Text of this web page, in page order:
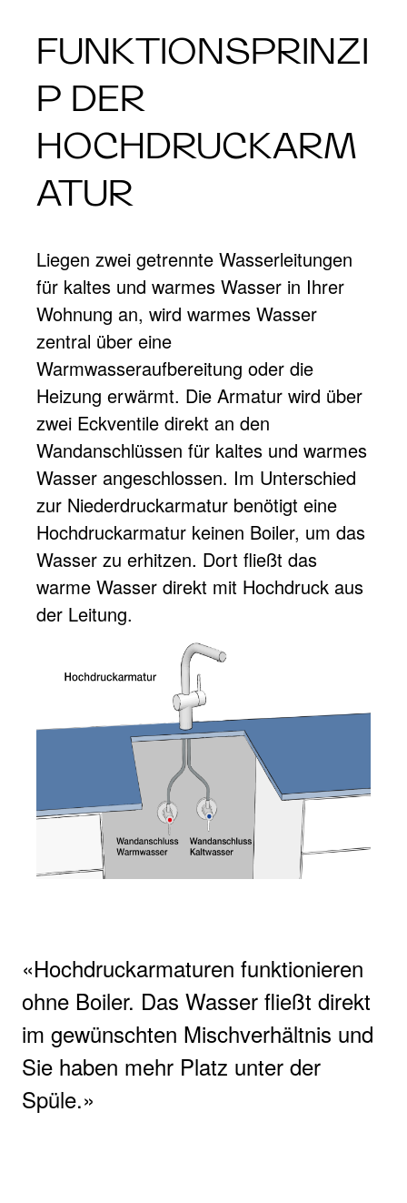
FUNKTIONSPRINZI
P DER
HOCHDRUCKARM
ATUR
Liegen zwei getrennte Wasserleitungen
für kaltes und warmes Wasser in Ihrer
Wohnung an, wird warmes Wasser
zentral über eine
Warmwasseraufbereitung oder die
Heizung erwärmt. Die Armatur wird über
zwei Eckventile direkt an den
Wandanschlüssen für kaltes und warmes
Wasser angeschlossen. Im Unterschied
zur Niederdruckarmatur benötigt eine
Hochdruckarmatur keinen Boiler, um das
Wasser zu erhitzen. Dort fließt das
warme Wasser direkt mit Hochdruck aus
der Leitung.
Hochdruckarmaturen funktionieren
ohne Boiler. Das Wasser fließt direkt
im gewünschten Mischverhältnis und
Sie haben mehr Platz unter der
Spüle.